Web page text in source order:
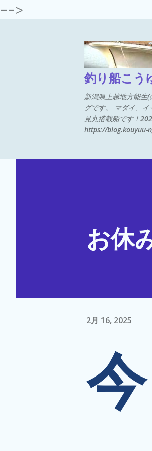
-->
釣り船こう
新潟県上越地方能生
グです。 マダイ、
見丸搭載船です！
https://blog.kouyuu-
お休
2月 16, 2025
今